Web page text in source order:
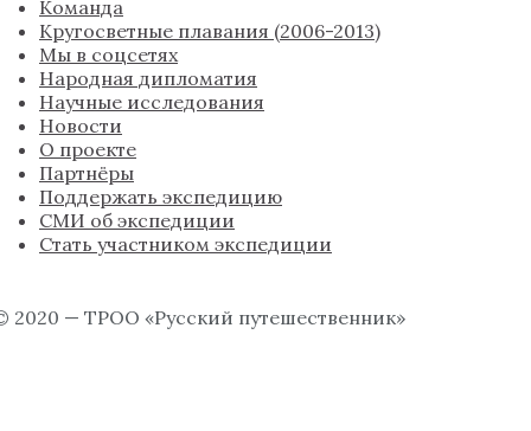
Команда
Кругосветные плавания (2006-2013)
Мы в соцсетях
Народная дипломатия
Научные исследования
Новости
О проекте
Партнёры
Поддержать экспедицию
СМИ об экспедиции
Стать участником экспедиции
2020 — ТРОО «Русский путешественник»